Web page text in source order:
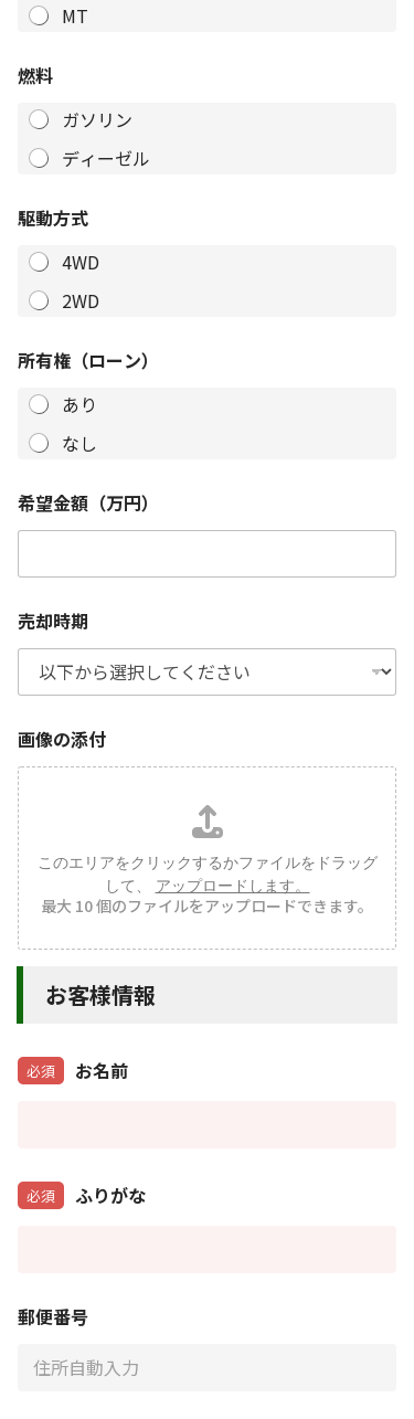
MT
燃料
ガソリン
ディーゼル
駆動方式
4WD
2WD
所有権（ローン）
あり
なし
希望金額（万円）
売却時期
画像の添付
このエリアをクリックするかファイルをドラッグ
して、 アップロードします。
最大 10 個のファイルをアップロードできます。
お客様情報
お名前
必須
ふりがな
必須
郵便番号